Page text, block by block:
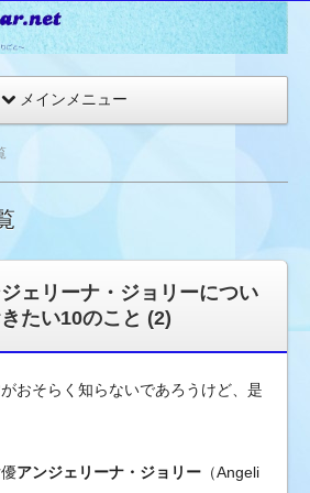
メインメニュー
ジェリーナ・ジョリーについ
たい10のこと (2)
おそらく知らないであろうけど、是
アンジェリーナ・ジョリー （Angeli